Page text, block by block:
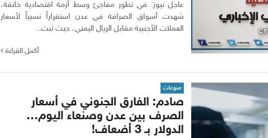
عاجل نيوز: في تطور مفاجئ وسط أزمة اقتصادية خانقة،
شهدت أسواق الصرافة في عدن استقراراً نسبياً لأسعار
العملات الأجنبية مقابل الريال اليمني، حيث ثبت...
أكمل القراءة
منوعات
صادم: الفارق الجنوني في أسعار
الصرف بين عدن وصنعاء اليوم…
الدولار بـ 3 أضعاف!